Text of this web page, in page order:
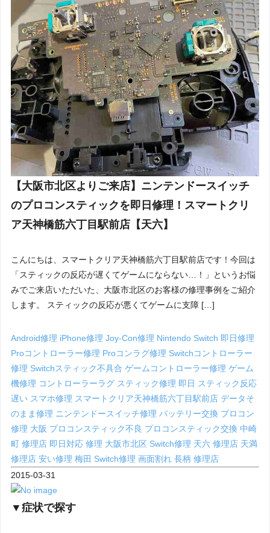
【大阪市北区よりご来店】ニンテンドースイッチ
のプロコンスティックを即日修理！スマートクリ
ア天神橋筋六丁目駅前店【天六】
こんにちは、スマートクリア天神橋筋六丁目駅前店です！今回は
「スティックの反応が遅くてゲームにならない…！」というお悩
みでご来店いただいた、大阪市北区のお客様の修理事例をご紹介
します。 スティックの反応が悪くてゲームに支障 […]
Android修理 iPhone修理Joy-Con修理 Nintendo Switch 即日修理
Proコントローラー修理 Proコンラグ修理 Switchコントローラー
修理 Switchスティック不具合ゲームコントローラー修理ゲーム
機修理 コントローラーラグ スティック修理 即日 スティック反応
遅い スマホ修理 スマートクリア天神橋筋六丁目駅前店データそ
のまま修理 ニンテンドースイッチ修理バッテリー交換 プロコン
修理 大阪 プロコンスティック不良 プロコンスティック交換中崎
町 修理店 即日対応 修理 大阪市北区 Switch修理 天六 修理店 天満
修理店安い修理梅田 Switch修理画面割れ長柄 修理店
2015-03-31
▼症状で探す